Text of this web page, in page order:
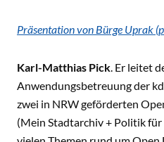
Präsentation von Bürge Uprak
Karl-Matthias Pick. Er leitet
Anwendungsbetreuung der
zwei in NRW geförderten
(Mein Stadtarchiv + Politik für